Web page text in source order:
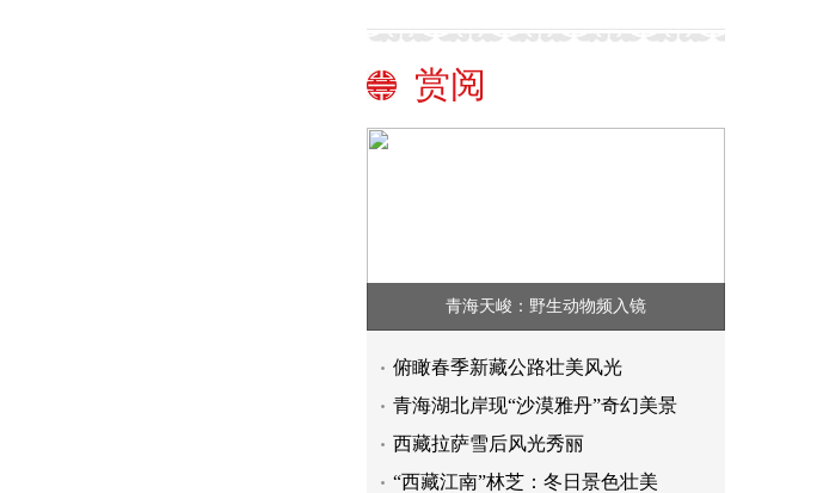
赏阅
青海天峻：野生动物频入镜
俯瞰春季新藏公路壮美风光
青海湖北岸现“沙漠雅丹”奇幻美景
西藏拉萨雪后风光秀丽
“西藏江南”林芝：冬日景色壮美